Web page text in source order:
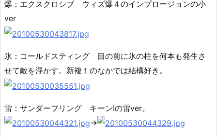
爆：エクスクロシブ ウィズ爆４のインプロージョンの小
ver
氷：コールドスティング 目の前に氷の柱を何本も発生さ
せて敵を浮かす。新複１のなかでは結構好き。
雷：サンダーフリング キーンⅠの雷ver。
→